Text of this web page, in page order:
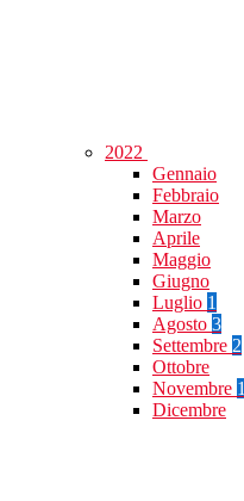
2022
Gennaio
Febbraio
Marzo
Aprile
Maggio
Giugno
Luglio 1
Agosto 3
Settembre 2
Ottobre
Novembre 1
Dicembre